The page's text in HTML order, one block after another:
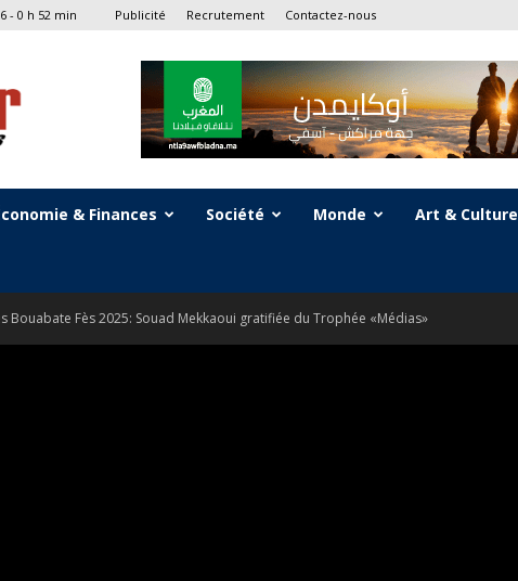
- 0 h 52 min Publicité Recrutement Contactez-nous
& Finances Société Monde Art & Culture
Bouabate Fès 2025: Souad Mekkaoui gratifiée du Trophée «Médias»